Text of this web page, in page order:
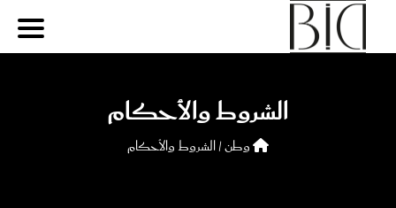
الشروط والأحكام
وطن /الشروط والأحكام